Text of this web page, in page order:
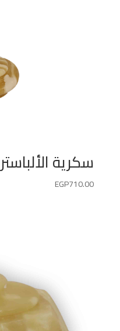
سكرية الألباستر10 سم
EGP710.00